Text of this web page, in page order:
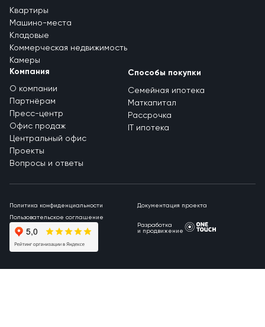
Квартиры
Машино-места
Кладовые
Коммерческая недвижимость
Камеры
Компания
О компании
Партнёрам
Пресс-центр
Офис продаж
Центральный офис
Проекты
Вопросы и ответы
Способы покупки
Семейная ипотека
Маткапитал
Рассрочка
IT ипотека
Политика конфиденциальности
Пользовательское соглашение
Документация проекта
Разработка
и продвижение